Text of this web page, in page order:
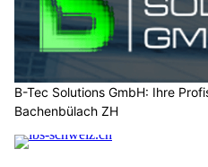
B-Tec Solutions GmbH: Ihre
Bachenbülach ZH